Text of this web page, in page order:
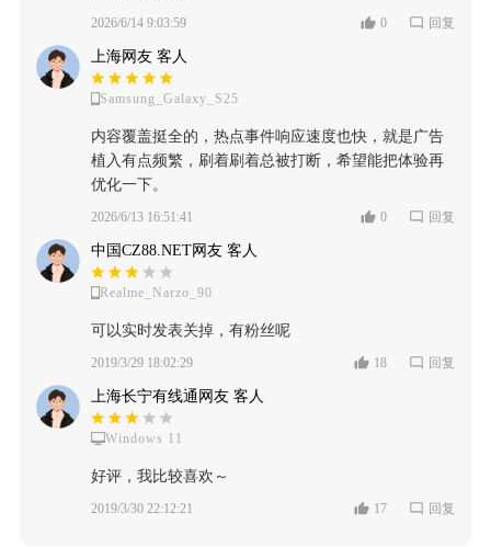
2026/6/14 9:03:59 0 回复
上海网友 客人
Samsung_Galaxy_S25
内容覆盖挺全的，热点事件响应速度也快，就是广告
植入有点频繁，刷着刷着总被打断，希望能把体验再
优化一下。
2026/6/13 16:51:41 0 回复
中国CZ88.NET网友 客人
Realme_Narzo_90
可以实时发表关掉，有粉丝呢
2019/3/29 18:02:29 18 回复
上海长宁有线通网友 客人
Windows 11
好评，我比较喜欢～
2019/3/30 22:12:21 17 回复